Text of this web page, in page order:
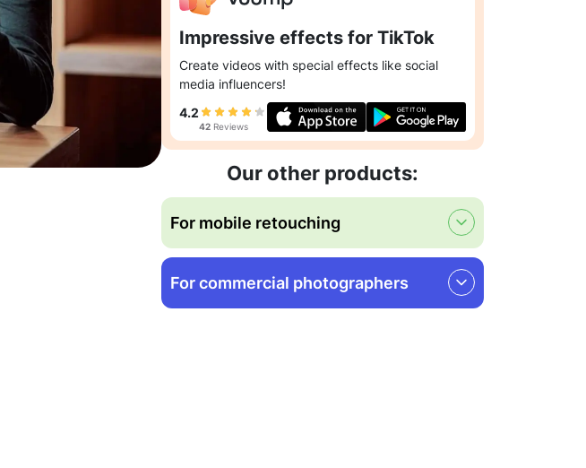
Impressive effects for TikTok
Create videos with special effects like social
media influencers!
4.2
42Reviews
Our other products:
For mobile retouching
For commercial photographers